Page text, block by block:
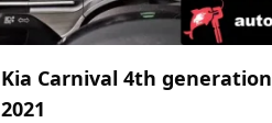
Kia Carnival 4th generation
2021